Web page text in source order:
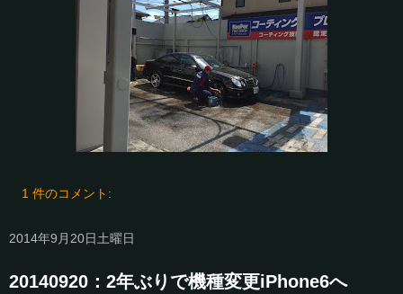
1 件のコメント:
2014年9月20日土曜日
20140920：2年ぶりで機種変更iPhone6へ